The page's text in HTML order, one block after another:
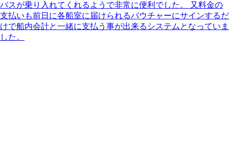
バスが乗り入れてくれるようで非常に便利でした。 又料金の
支払いも前日に各船室に届けられるバウチャーにサインするだ
けで船内会計と一緒に支払う事が出来るシステムとなっていま
した。